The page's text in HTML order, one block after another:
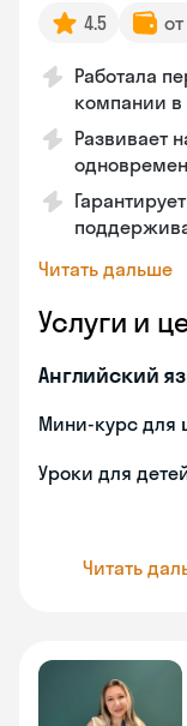
4.5
Работала
компании в
Развивает
Читать дальше
Услуги и
Английский
Мини-курс для
Уроки для
Читать